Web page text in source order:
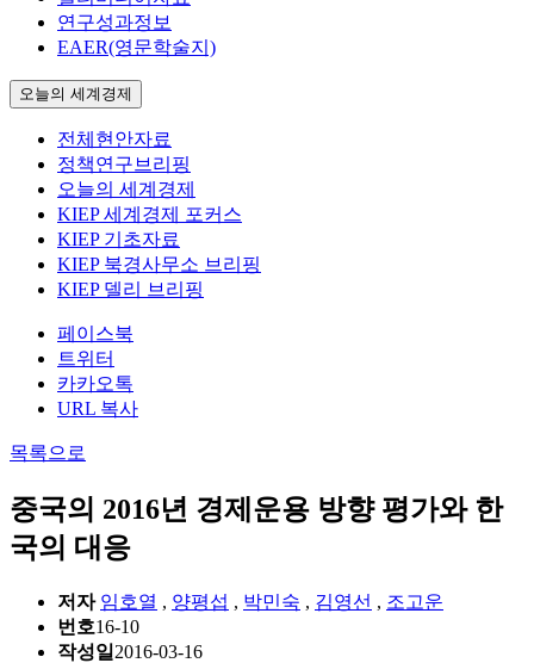
연구성과정보
EAER(영문학술지)
오늘의 세계경제
전체현안자료
정책연구브리핑
오늘의 세계경제
KIEP 세계경제 포커스
KIEP 기초자료
KIEP 북경사무소 브리핑
KIEP 델리 브리핑
페이스북
트위터
카카오톡
URL 복사
목록으로
중국의 2016년 경제운용 방향 평가와 한
국의 대응
저자 임호열 , 양평섭 , 박민숙 , 김영선 , 조고운
번호16-10
작성일 2016-03-16